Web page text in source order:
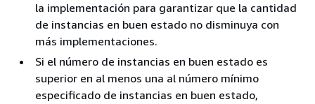
la implementación para garantizar que la cantidad
de instancias en buen estado no disminuya con
más implementaciones.
Si el número de instancias en buen estado es
superior en al menos una al número mínimo
especificado de instancias en buen estado,